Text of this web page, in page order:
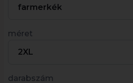
farmerkék
méret
2XL
darabszám